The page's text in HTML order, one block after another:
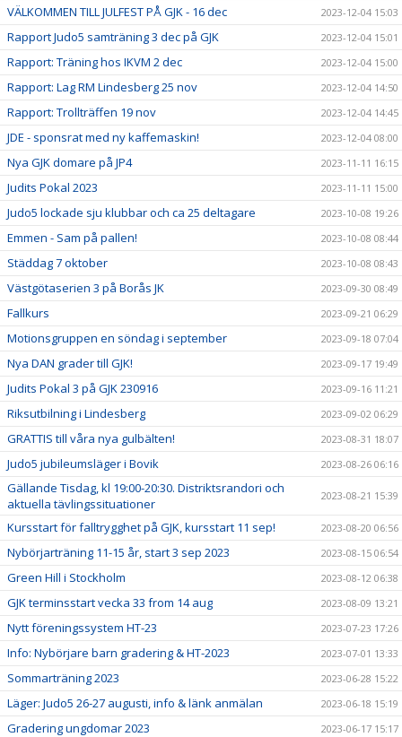
VÄLKOMMEN TILL JULFEST PÅ GJK - 16 dec 2023-12-04 15:03
Rapport Judo5 samträning 3 dec på GJK 2023-12-04 15:01
Rapport: Träning hos IKVM 2 dec 2023-12-04 15:00
Rapport: Lag RM Lindesberg 25 nov 2023-12-04 14:50
Rapport: Trollträffen 19 nov 2023-12-04 14:45
JDE - sponsrat med ny kaffemaskin! 2023-12-04 08:00
Nya GJK domare på JP4 2023-11-11 16:15
Judits Pokal 2023 2023-11-11 15:00
Judo5 lockade sju klubbar och ca 25 deltagare 2023-10-08 19:26
Emmen - Sam på pallen! 2023-10-08 08:44
Städdag 7 oktober 2023-10-08 08:43
Västgötaserien 3 på Borås JK 2023-09-30 08:49
Fallkurs 2023-09-21 06:29
Motionsgruppen en söndag i september 2023-09-18 07:04
Nya DAN grader till GJK! 2023-09-17 19:49
Judits Pokal 3 på GJK 230916 2023-09-16 11:21
Riksutbilning i Lindesberg 2023-09-02 06:29
GRATTIS till våra nya gulbälten! 2023-08-31 18:07
Judo5 jubileumsläger i Bovik 2023-08-26 06:16
Gällande Tisdag, kl 19:00-20:30. Distriktsrandori och
aktuella tävlingssituationer
2023-08-21 15:39
Kursstart för falltrygghet på GJK, kursstart 11 sep! 2023-08-20 06:56
Nybörjarträning 11-15 år, start 3 sep 2023 2023-08-15 06:54
Green Hill i Stockholm 2023-08-12 06:38
GJK terminsstart vecka 33 from 14 aug 2023-08-09 13:21
Nytt föreningssystem HT-23 2023-07-23 17:26
Info: Nybörjare barn gradering & HT-2023 2023-07-01 13:33
Sommarträning 2023 2023-06-28 15:22
Läger: Judo5 26-27 augusti, info & länk anmälan 2023-06-18 15:19
Gradering ungdomar 2023 2023-06-17 15:17